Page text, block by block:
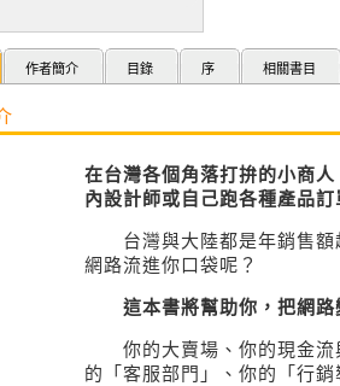
作者簡介 目錄 序 相關書目
在台灣各個角落打拚的小商
內設計師或自己跑各種產品
台灣與大陸都是年銷售額
網路流進你口袋呢？
這本書將幫助你，把網
你的大賣場、你的現金流
的「客服部門」、你的「行